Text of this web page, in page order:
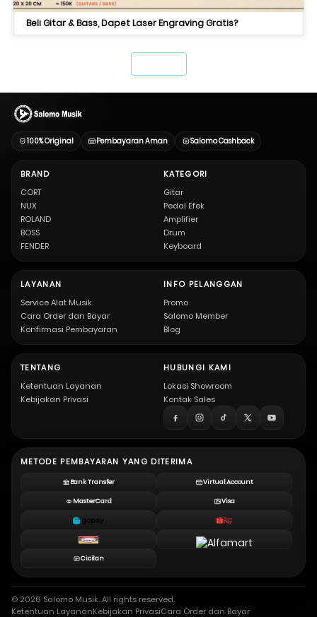
Beli Gitar & Bass, Dapet Laser Engraving Gratis?
100% Original Pembayaran Aman Salomo Cashback
BRAND
CORT
NUX
ROLAND
BOSS
FENDER
KATEGORI
Gitar
Pedal Efek
Amplifier
Drum
Keyboard
LAYANAN
Service Alat Musik
Cara Order dan Bayar
Konfirmasi Pembayaran
INFO PELANGGAN
Promo
Salomo Member
Blog
TENTANG
Ketentuan Layanan
Kebijakan Privasi
HUBUNGI KAMI
Lokasi Showroom
Kontak Sales
METODE PEMBAYARAN YANG DITERIMA
Bank Transfer Virtual Account
MasterCard Visa
Cicilan
© 2026 Salomo Musik. All rights reserved.
Ketentuan LayananKebijakan PrivasiCara Order dan Bayar